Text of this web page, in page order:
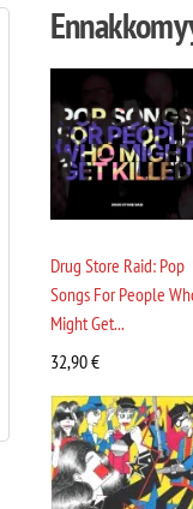
Drug Store Raid: Pop
Songs For People
Might Get...
32,90€